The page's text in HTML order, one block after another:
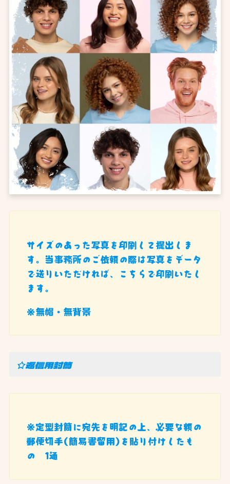
サイズのあった写真を印刷して提出しま
す。当事務所のご依頼の際は写真をデータ
で送りいただければ、こちらで印刷いたし
ます。
※無帽・無背景
☆返信用封筒
※定型封筒に宛先を明記の上、必要な額の
郵便切手(簡易書留用)を貼り付けしたも
の 1通